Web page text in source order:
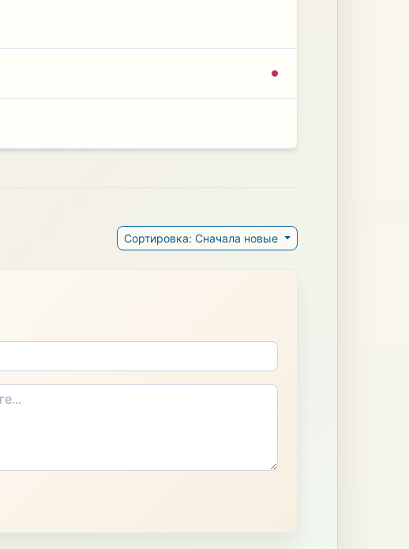
Сортировка: Сначала новые